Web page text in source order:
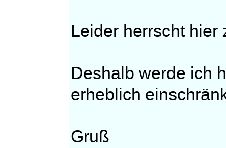
Leider herrscht hier
Deshalb werde ich
erheblich
Gruß